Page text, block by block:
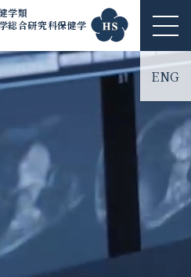
学類
総合研究科保健学
ME
NU
ENG